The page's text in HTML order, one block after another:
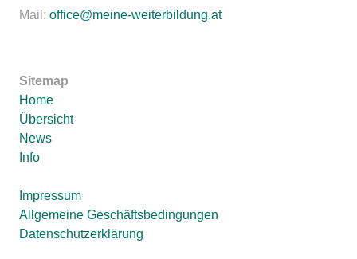
Mail: office@meine-weiterbildung.at
Sitemap
Home
Übersicht
News
Info
Impressum
Allgemeine Geschäftsbedingungen
Datenschutzerklärung